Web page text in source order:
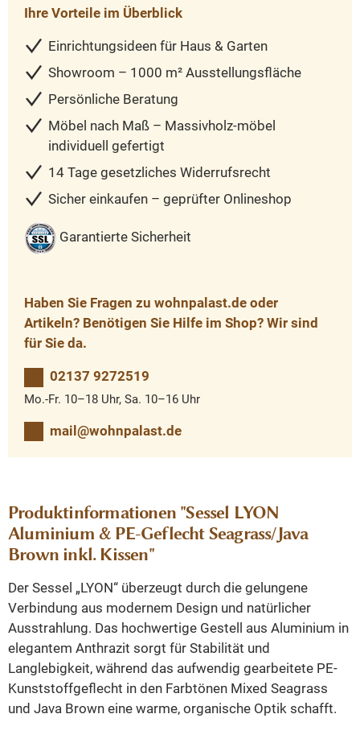
Ihre Vorteile im Überblick
Einrichtungsideen für Haus & Garten
Showroom – 1000 m² Ausstellungsfläche
Persönliche Beratung
Möbel nach Maß – Massivholz-möbel
individuell gefertigt
14 Tage gesetzliches Widerrufsrecht
Sicher einkaufen – geprüfter Onlineshop
Garantierte Sicherheit
Haben Sie Fragen zu wohnpalast.de oder
Artikeln? Benötigen Sie Hilfe im Shop? Wir sind
für Sie da.
02137 9272519
Mo.-Fr. 10–18 Uhr, Sa. 10–16 Uhr
mail@wohnpalast.de
Produktinformationen "Sessel LYON
Aluminium & PE-Geflecht Seagrass/Java
Brown inkl. Kissen"
Der Sessel „LYON“ überzeugt durch die gelungene
Verbindung aus modernem Design und natürlicher
Ausstrahlung. Das hochwertige Gestell aus Aluminium in
elegantem Anthrazit sorgt für Stabilität und
Langlebigkeit, während das aufwendig gearbeitete PE-
Kunststoffgeflecht in den Farbtönen Mixed Seagrass
und Java Brown eine warme, organische Optik schafft.